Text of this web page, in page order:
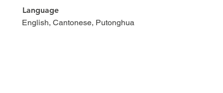
Language
English, Cantonese, Putonghua